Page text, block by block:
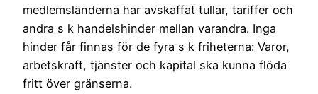
medlemsländerna har avskaffat tullar, tariffer och
andra s k handelshinder mellan varandra. Inga
hinder får finnas för de fyra s k friheterna: Varor,
arbetskraft, tjänster och kapital ska kunna flöda
fritt över gränserna.